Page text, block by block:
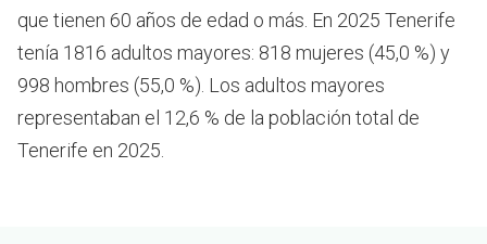
que tienen 60 años de edad o más. En 2025 Tenerife
tenía 1816 adultos mayores: 818 mujeres (45,0 %) y
998 hombres (55,0 %). Los adultos mayores
representaban el 12,6 % de la población total de
Tenerife en 2025.